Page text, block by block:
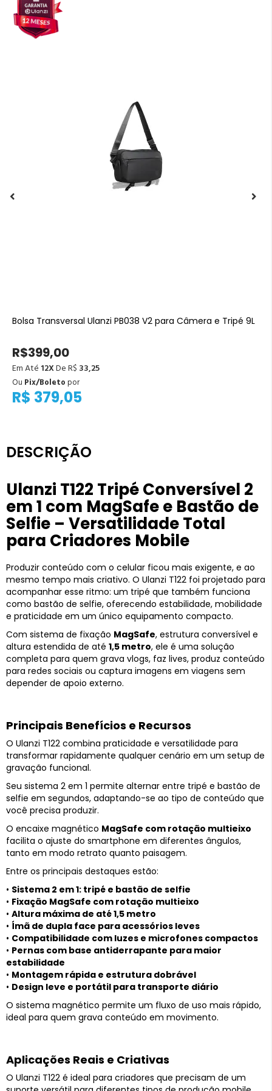
Bolsa Transversal Ulanzi PB038 V2 para Câmera e Tripé 9L
R$399,00
Em Até 12XDe R$ 33,25
R$ 379,05
Ou Pix/Boletopor
DESCRIÇÃO
Ulanzi T122 Tripé Conversível 2
em 1 com MagSafe e Bastão de
Selfie – Versatilidade Total
para Criadores Mobile
Produzir conteúdo com o celular ficou mais exigente, e ao
mesmo tempo mais criativo. O Ulanzi T122 foi projetado para
acompanhar esse ritmo: um tripé que também funciona
como bastão de selfie, oferecendo estabilidade, mobilidade
e praticidade em um único equipamento compacto.
Com sistema de fixação MagSafe, estrutura conversível e
altura estendida de até 1,5 metro, ele é uma solução
completa para quem grava vlogs, faz lives, produz conteúdo
para redes sociais ou captura imagens em viagens sem
depender de apoio externo.
Principais Benefícios e Recursos
O Ulanzi T122 combina praticidade e versatilidade para
transformar rapidamente qualquer cenário em um setup de
gravação funcional.
Seu sistema 2 em 1 permite alternar entre tripé e bastão de
selfie em segundos, adaptando-se ao tipo de conteúdo que
você precisa produzir.
O encaixe magnético MagSafe com rotação multieixo
facilita o ajuste do smartphone em diferentes ângulos,
tanto em modo retrato quanto paisagem.
Entre os principais destaques estão:
• Sistema 2 em 1: tripé e bastão de selfie
• Fixação MagSafe com rotação multieixo
• Altura máxima de até 1,5 metro
• Ímã de dupla face para acessórios leves
• Compatibilidade com luzes e microfones compactos
• Pernas com base antiderrapante para maior
estabilidade
• Montagem rápida e estrutura dobrável
• Design leve e portátil para transporte diário
O sistema magnético permite um fluxo de uso mais rápido,
ideal para quem grava conteúdo em movimento.
Aplicações Reais e Criativas
O Ulanzi T122 é ideal para criadores que precisam de um